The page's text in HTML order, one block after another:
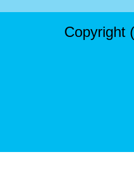
Copyright